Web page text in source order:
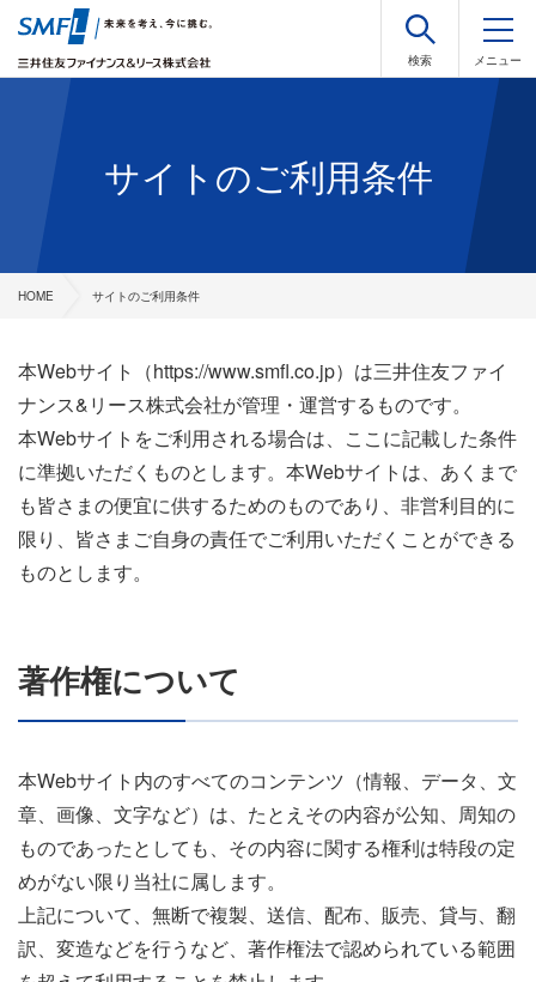
サイトのご利用条件
HOME サイトのご利用条件
本Webサイト（https://www.smfl.co.jp）は三井住友ファイ
ナンス&リース株式会社が管理・運営するものです。
本Webサイトをご利用される場合は、ここに記載した条件
に準拠いただくものとします。本Webサイトは、あくまで
も皆さまの便宜に供するためのものであり、非営利目的に
限り、皆さまご自身の責任でご利用いただくことができる
ものとします。
著作権について
本Webサイト内のすべてのコンテンツ（情報、データ、文
章、画像、文字など）は、たとえその内容が公知、周知の
ものであったとしても、その内容に関する権利は特段の定
めがない限り当社に属します。
上記について、無断で複製、送信、配布、販売、貸与、翻
訳、変造などを行うなど、著作権法で認められている範囲